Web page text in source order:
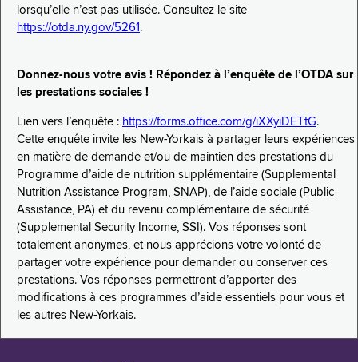
lorsqu’elle n’est pas utilisée. Consultez le site
https://otda.ny.gov/5261 .
Donnez-nous votre avis ! Répondez à l’enquête de l’OTDA sur
les prestations sociales !
Lien vers l’enquête : https://forms.office.com/g/iXXyiDETtG.
Cette enquête invite les New-Yorkais à partager leurs expériences
en matière de demande et/ou de maintien des prestations du
Programme d’aide de nutrition supplémentaire (Supplemental
Nutrition Assistance Program, SNAP), de l’aide sociale (Public
Assistance, PA) et du revenu complémentaire de sécurité
(Supplemental Security Income, SSI). Vos réponses sont
totalement anonymes, et nous apprécions votre volonté de
partager votre expérience pour demander ou conserver ces
prestations. Vos réponses permettront d’apporter des
modifications à ces programmes d’aide essentiels pour vous et
les autres New-Yorkais.